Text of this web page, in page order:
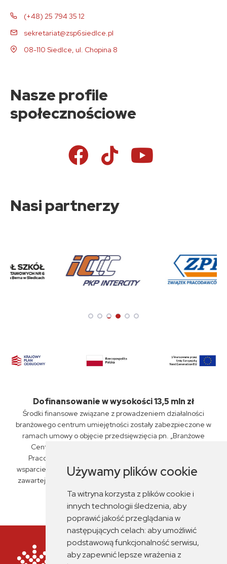
Używamy plików cookie
Ta witryna korzysta z plików cookie i
innych technologii śledzenia, aby
poprawić jakość przeglądania w
następujących celach:aby umożliwić
podstawową funkcjonalność serwisu,
aby zapewnić lepsze wrażenia z
(+48) 25 794 35 12
sekretariat@zsp6siedlce.pl
08-110 Siedlce, ul. Chopina 8
Nasze profile
społecznościowe
Nasi partnerzy
Dofinansowanie w wysokości 13,5 mln zł
Środki finansowe związane z prowadzeniem działalności
branżowego centrum umiejętności zostały zabezpieczone w
ramach umowy o objęcie przedsięwzięcia pn. „Branżowe
Centrum Umiejętności „PKP Intercity” S.A., Związku
Pracodawców Kolejowych oraz ZSP nr 6 w Siedlcach"
wsparciem z planu rozwojowego nr KPO/22/1/BCU/U/0029,
zawartej przez Miasto Siedlce z Fundacją Rozwoju Systemu
Edukacji dnia 14 czerwca 2023 r.